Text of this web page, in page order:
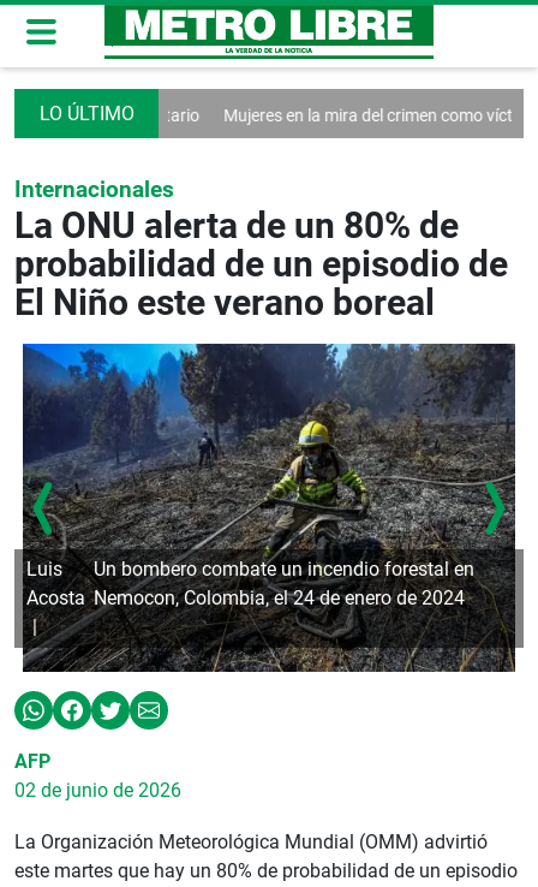
tributario Mujeres en la mira del crimen como víctimas y
Internacionales
La ONU alerta de un 80% de
probabilidad de un episodio de
El Niño este verano boreal
Un bombero combate un incendio forestal en
Nemocon, Colombia, el 24 de enero de 2024
Luis
Acosta
AFP
02 de junio de 2026
La Organización Meteorológica Mundial (OMM) advirtió
este martes que hay un 80% de probabilidad de un episodio